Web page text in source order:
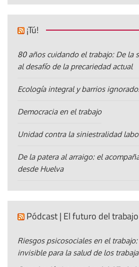
¡Tú!
80 años cuidando el trabajo: De la
al desafío de la precariedad actual
Ecología integral y barrios
Democracia en el trabajo
Unidad contra la siniestralidad
De la patera al arraigo: el
desde Huelva
Pódcast | El futuro del trabajo
Riesgos psicosociales en el
invisible para la salud de los